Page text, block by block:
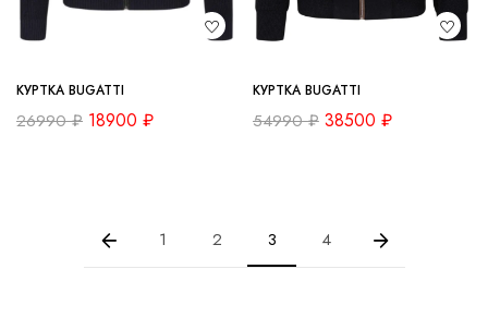
КУРТКА BUGATTI
26990₽ 18900 ₽
КУРТКА BUGATTI
54990₽ 38500 ₽
1 2 3 4